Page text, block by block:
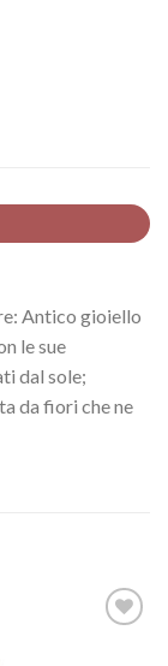
Antico gioiello
le sue
dal sole;
da fiori che ne